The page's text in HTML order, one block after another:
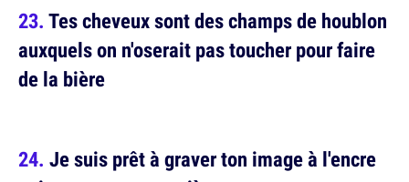
Tes cheveux sont des champs de houblon
auxquels on n'oserait pas toucher pour faire
de la bière
Je suis prêt à graver ton image à l'encre